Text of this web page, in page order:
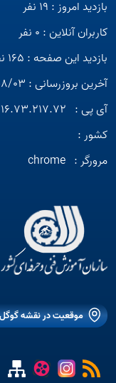
بازدید امروز : 19 نفر
کاربران آنلاین : 0 نفر
بازدید این صفحه : 165 نفر
آخرین بروزرسانی : 1402/08/03 14:24
آی پی :
کشور :
مرورگر : chrome
موقعیت در نقشه